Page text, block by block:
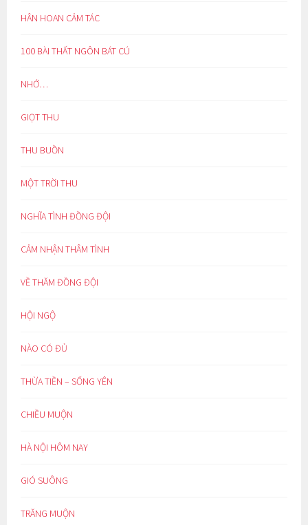
HÂN HOAN CẢM TÁC
100 BÀI THẤT NGÔN BÁT CÚ
NHỚ…
GIỌT THU
THU BUỒN
MỘT TRỜI THU
NGHĨA TÌNH ĐỒNG ĐỘI
CẢM NHẬN THÂM TÌNH
VỀ THĂM ĐỒNG ĐỘI
HỘI NGỘ
NÀO CÓ ĐỦ
THỪA TIỀN – SỐNG YÊN
CHIỀU MUỘN
HÀ NỘI HÔM NAY
GIÓ SUÔNG
TRĂNG MUỘN